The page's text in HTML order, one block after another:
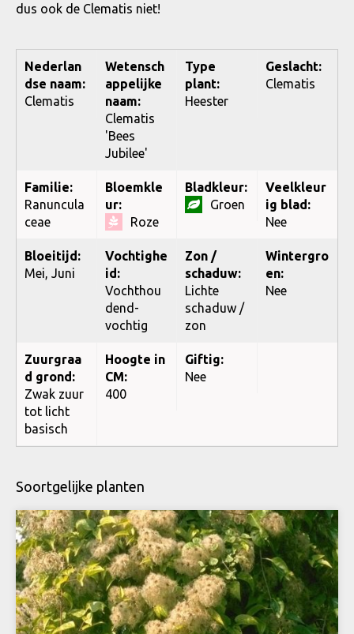
dus ook de Clematis niet!
Nederlan
dse naam:
Clematis
Wetensch
appelijke
naam:
Clematis
'Bees
Jubilee'
Type
plant:
Heester
Geslacht:
Clematis
Familie:
Ranuncula
ceae
Bloemkle
ur:
Roze
Bladkleur:
Groen
Veelkleur
ig blad:
Nee
Bloeitijd:
Mei, Juni
Vochtighe
id:
Vochthou
dend-
vochtig
Zon /
schaduw:
Lichte
schaduw /
zon
Wintergro
en:
Nee
Zuurgraa
d grond:
Zwak zuur
tot licht
basisch
Hoogte in
CM:
400
Giftig:
Nee
Soortgelijke planten